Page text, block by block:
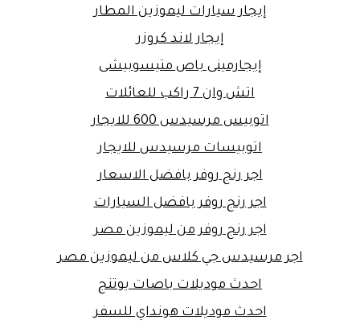
إيجار سيارات ليموزين المطار
إيجار لاند كروزر
إيجارمينى باص متيسوبيشى
اتش وان 7 راكب للعائلات
اتوبيس مرسيدس 600 للايجار
اتوبيسات مرسيدس للايجار
اجر رنج روفر بافضل الاسعار
اجر رنج روفر بافضل السيارات
اجر رنج روفر من ليموزين مصر
اجر مرسيدس جي كلاس من ليموزين مصر
احدث موديلات باصات يوتنج
احدث موديلات هونداي للسفر